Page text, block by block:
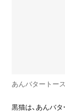
あんバタートー
黒猫は、あんバ